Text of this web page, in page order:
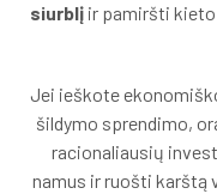
siurblįir pamiršti kieto
Jei ieškote
šildymo sprendimo,
racionaliausių
namus ir ruošti karštą